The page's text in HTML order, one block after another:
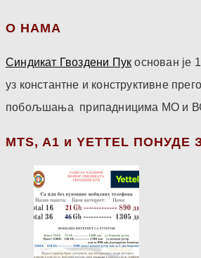
О НАМА
Синдикат Гвоздени Пук основан је
уз константне и конструктивне
побољшања припадницима МО и
МТS, A1 и YETTEL